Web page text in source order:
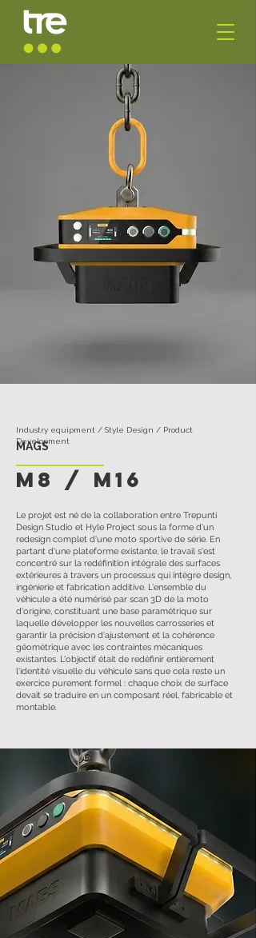
MAGS
Industry equipment / Style Design / Product
Development
M8 / m16
Le projet est né de la collaboration entre Trepunti
Design Studio et Hyle Project sous la forme d'un
redesign complet d'une moto sportive de série. En
partant d'une plateforme existante, le travail s'est
concentré sur la redéfinition intégrale des surfaces
extérieures à travers un processus qui intègre design,
ingénierie et fabrication additive. L'ensemble du
véhicule a été numérisé par scan 3D de la moto
d'origine, constituant une base paramétrique sur
laquelle développer les nouvelles carrosseries et
garantir la précision d'ajustement et la cohérence
géométrique avec les contraintes mécaniques
existantes. L'objectif était de redéfinir entièrement
l'identité visuelle du véhicule sans que cela reste un
exercice purement formel : chaque choix de surface
devait se traduire en un composant réel, fabricable et
montable.